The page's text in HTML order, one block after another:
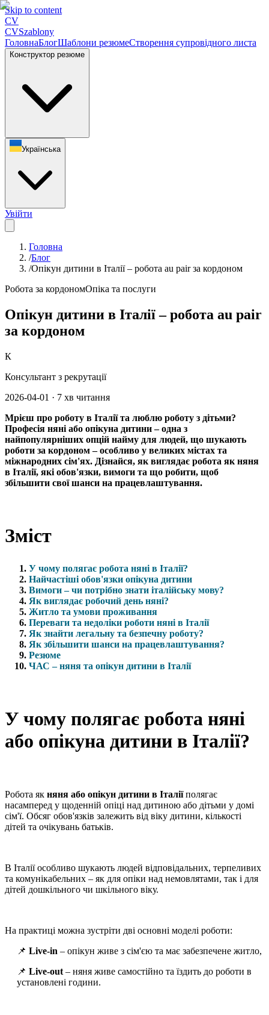
Skip to content
CV
CVSzablony
ГоловнаБлогШаблони резюмеСтворення супровідного листа
Конструктор резюме
Українська
Увійти
Головна
/Блог
/Опікун дитини в Італії – робота au pair за кордоном
Робота за кордономОпіка та послуги
Опікун дитини в Італії – робота au pair
за кордоном
К
Консультант з рекрутації
2026-04-01 · 7 хв читання
Мрієш про роботу в Італії та люблю роботу з дітьми?
Професія няні або опікуна дитини – одна з
найпопулярніших опцій найму для людей, що шукають
роботи за кордоном – особливо у великих містах та
міжнародних сім'ях. Дізнайся, як виглядає робота як няня
в Італії, які обов'язки, вимоги та що робити, щоб
збільшити свої шанси на працевлаштування.
Зміст
У чому полягає робота няні в Італії?
Найчастіші обов'язки опікуна дитини
Вимоги – чи потрібно знати італійську мову?
Як виглядає робочий день няні?
Житло та умови проживання
Переваги та недоліки роботи няні в Італії
Як знайти легальну та безпечну роботу?
Як збільшити шанси на працевлаштування?
Резюме
ЧАС – няня та опікун дитини в Італії
У чому полягає робота няні
або опікуна дитини в Італії?
Робота як няня або опікун дитини в Італіїполягає
насамперед у щоденній опіці над дитиною або дітьми у домі
сім'ї. Обсяг обов'язків залежить від віку дитини, кількості
дітей та очікувань батьків.
В Італії особливо шукають людей відповідальних, терпеливих
та комунікабельних – як для опіки над немовлятами, так і для
дітей дошкільного чи шкільного віку.
На практиці можна зустріти дві основні моделі роботи:
📌 Live-in – опікун живе з сім'єю та має забезпечене житло,
📌 Live-out – няня живе самостійно та їздить до роботи в
установлені години.